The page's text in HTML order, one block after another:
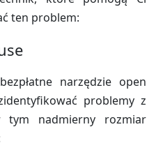
ten problem:
narzędzie open
problemy z
tym nadmierny rozmiar